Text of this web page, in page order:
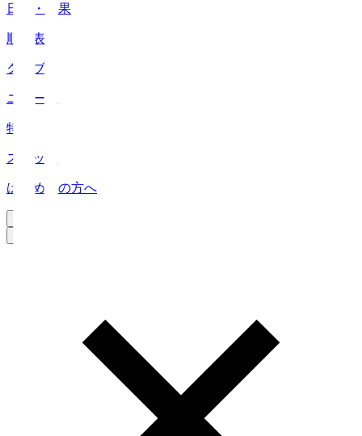
日程・結果
順位表
クラブ
ニュース
特集
スタッツ
はじめての方へ